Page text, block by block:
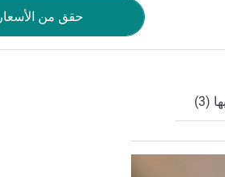
حقق من الأسعار
(3)